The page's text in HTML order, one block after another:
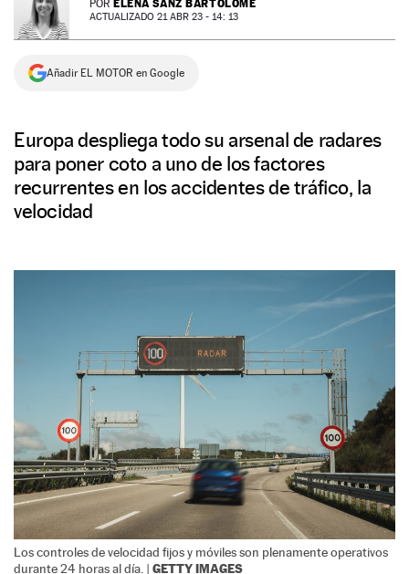
NEWSLETTER
SÍGUENOS
POR ELENA SANZ BARTOLOMÉ
ACTUALIZADO 21 ABR 23 - 14: 13
Añadir EL MOTOR en Google
Europa despliega todo su arsenal de radares
para poner coto a uno de los factores
recurrentes en los accidentes de tráfico, la
velocidad
Los controles de velocidad fijos y móviles son plenamente operativos
durante 24 horas al día. | GETTY IMAGES